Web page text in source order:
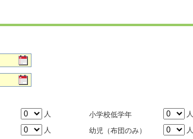
人 小学校低学年 人
人 幼児（布団のみ） 人